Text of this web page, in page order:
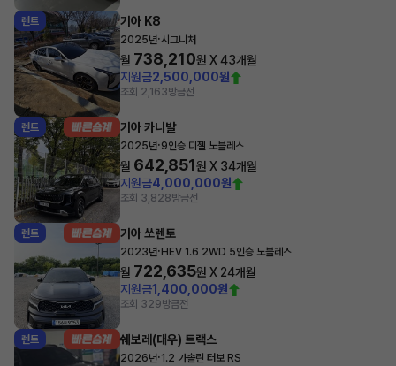
렌트 기아 K8
2025년·시그니처
월 738,210원 X43개월
지원금2,500,000원
조회 2,163방금전
렌트 기아 카니발
2025년·9인승 디젤 노블레스
월 642,851원 X 34개월
지원금4,000,000원
조회 3,828방금전
렌트 기아 쏘렌토
2023년· HEV 1.6 2WD 5인승 노블레스
월 722,635원 X 24개월
지원금1,400,000원
조회 329방금전
렌트 쉐보레(대우) 트랙스
2026년·1.2 가솔린 터보 RS